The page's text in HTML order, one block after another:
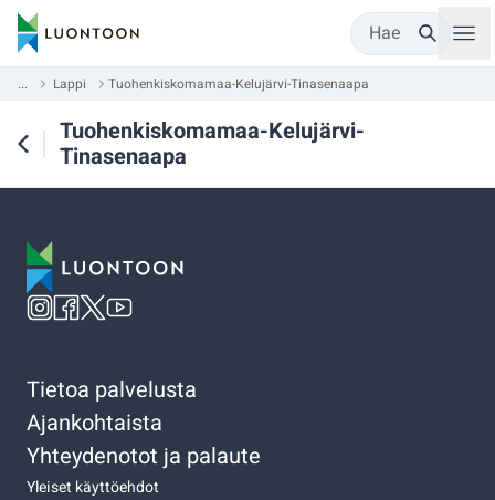
Hae
... Lappi Tuohenkiskomamaa-Kelujärvi-Tinasenaapa
Tuohenkiskomamaa-Kelujärvi-
Tinasenaapa
Tietoa palvelusta
Ajankohtaista
Yhteydenotot ja palaute
Yleiset käyttöehdot